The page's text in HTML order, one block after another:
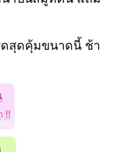
สุดคุ้มขนาดนี้ ช้า